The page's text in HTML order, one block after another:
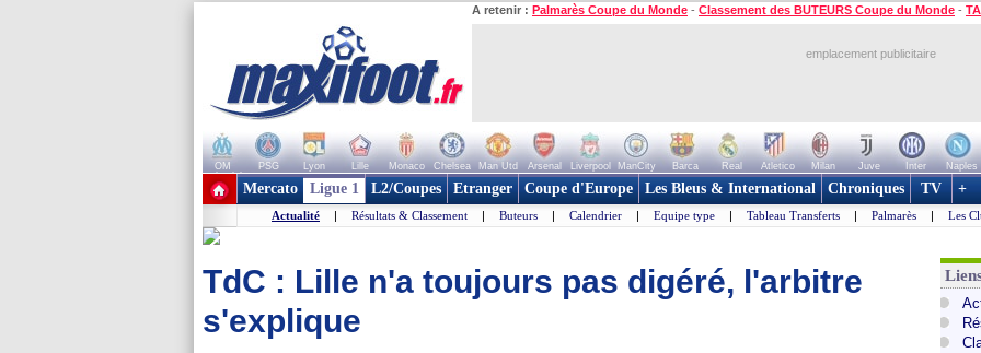
A retenir : Palmarès Coupe du Monde - Classement des BUTEURS Coupe du Monde -
emplacement publicitaire
OM PSG Lyon Lille Monaco Chelsea Man Utd Arsenal Liverpool ManCity Barca Real Atletico Milan Juve Inter Naples
+ de clubs
Mercato Ligue 1 L2/Coupes Etranger Coupe d'Europe Les Bleus & International Chroniques TV +
Actualité | Résultats & Classement | Buteurs | Calendrier | Equipe type | Tableau Transferts | Palmarès | Les
TdC : Lille n'a toujours pas digéré, l'arbitre
s'explique